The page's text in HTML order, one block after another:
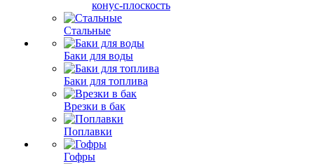
конус-плоскость
Стальные
Баки для воды
Баки для топлива
Врезки в бак
Поплавки
Гофры